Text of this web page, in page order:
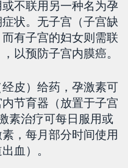
不联用另一种名为孕
状。无子宫（子宫缺
有子宫的妇女则需联
以预防子宫内膜癌。
皮）给药，孕激素可
节育器（放置于子宫
素治疗可每日服用或
，每月部分时间使用
血）。